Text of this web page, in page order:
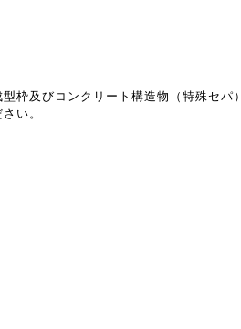
枠及びコンクリート構造物（特殊セパ）
い。